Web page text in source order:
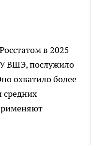
в 2025
ВШЭ, послужило
охватило более
средних